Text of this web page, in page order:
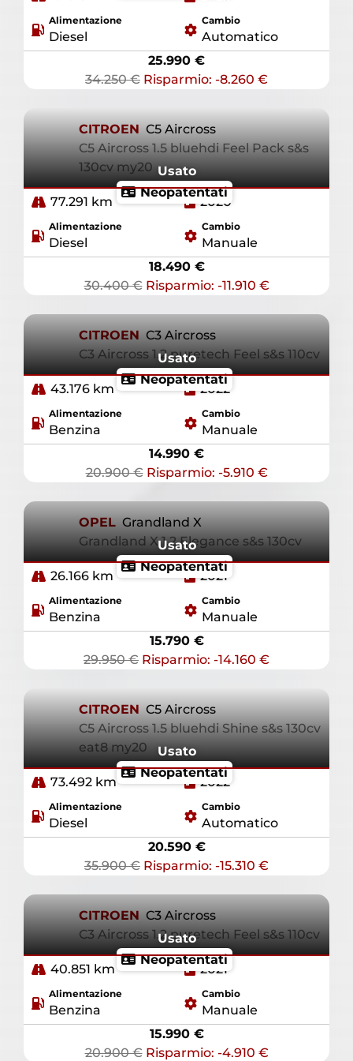
Alimentazione
Diesel
Cambio
Automatico
25.990 €
34.250 € Risparmio: -8.260 €
CITROEN C5 Aircross
C5 Aircross 1.5 bluehdi Feel Pack s&s
130cv my20
Neopatentati
Usato
77.291 km 2020
Alimentazione
Diesel
Cambio
Manuale
18.490 €
30.400 € Risparmio: -11.910 €
CITROEN C3 Aircross
C3 Aircross 1.2 puretech Feel s&s 110cv
Neopatentati
Usato
43.176 km 2022
Alimentazione
Benzina
Cambio
Manuale
14.990 €
20.900 € Risparmio: -5.910 €
OPEL Grandland X
Grandland X 1.2 Elegance s&s 130cv
Neopatentati
Usato
26.166 km 2021
Alimentazione
Benzina
Cambio
Manuale
15.790 €
29.950 € Risparmio: -14.160 €
CITROEN C5 Aircross
C5 Aircross 1.5 bluehdi Shine s&s 130cv
eat8 my20
Neopatentati
Usato
73.492 km 2022
Alimentazione
Diesel
Cambio
Automatico
20.590 €
35.900 € Risparmio: -15.310 €
CITROEN C3 Aircross
C3 Aircross 1.2 puretech Feel s&s 110cv
Neopatentati
Usato
40.851 km 2021
Alimentazione
Benzina
Cambio
Manuale
15.990 €
20.900 € Risparmio: -4.910 €